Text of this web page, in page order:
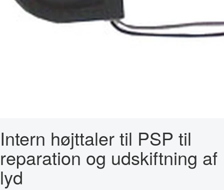
Intern højttaler til PSP til
reparation og udskiftning af
lyd